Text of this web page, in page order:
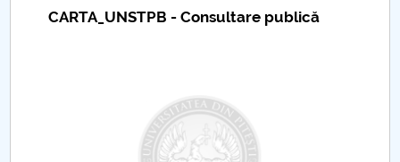
UNIVERSITATE pentru comunitate
CARTA_UNSTPB - Consultare publică